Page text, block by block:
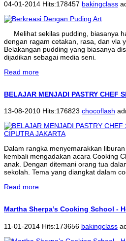
04-01-2014 Hits:178457 bakingclass
Melihat sekilas pudding, biasanya
dengan ragam cetakan, rasa, dan vla
Belakangan pudding yang biasanya
dijadikan sebagai media seni.
Read more
BELAJAR MENJADI PASTRY CHEF
13-08-2010 Hits:176823 chocoflash
Dalam rangka menyemarakkan
kembali mengadakan acara Cooking
anak. Dengan ditemani orang tua
sekolah. Tema yang diangkat dalam
Read more
Martha Sherpa’s Cooking School -
11-01-2014 Hits:173656 bakingclass